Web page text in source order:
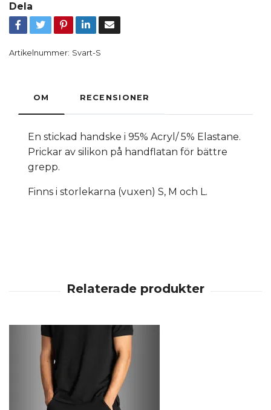
Dela
Artikelnummer: Svart-S
OM RECENSIONER
En stickad handske i 95% Acryl/ 5% Elastane.
Prickar av silikon på handflatan för bättre
grepp.
Finns i storlekarna (vuxen) S, M och L.